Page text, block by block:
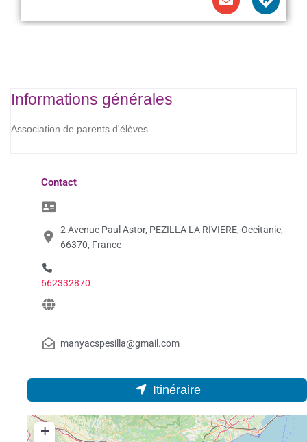
Informations générales
Association de parents d'élèves
Contact
2 Avenue Paul Astor, PEZILLA LA RIVIERE, Occitanie,
66370, France
662332870
manyacspesilla@gmail.com
Itinéraire
+